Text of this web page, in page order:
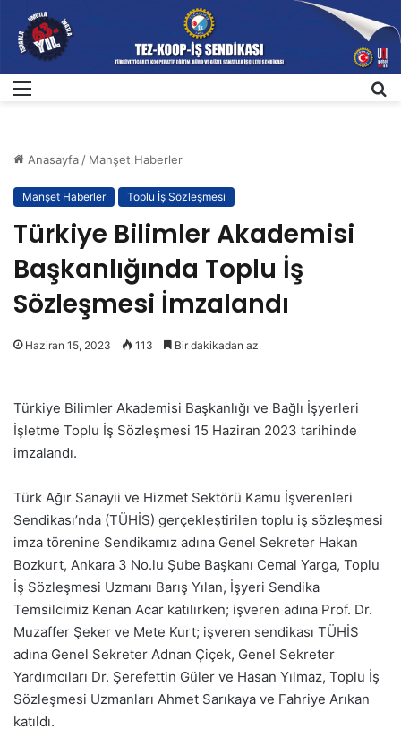
Anasayfa/ Manşet Haberler
Manşet Haberler Toplu İş Sözleşmesi
Türkiye Bilimler Akademisi
Başkanlığında Toplu İş
Sözleşmesi İmzalandı
Haziran 15, 2023 113 Bir dakikadan az
Türkiye Bilimler Akademisi Başkanlığı ve Bağlı İşyerleri
İşletme Toplu İş Sözleşmesi 15 Haziran 2023 tarihinde
imzalandı.
Türk Ağır Sanayii ve Hizmet Sektörü Kamu İşverenleri
Sendikası’nda (TÜHİS) gerçekleştirilen toplu iş sözleşmesi
imza törenine Sendikamız adına Genel Sekreter Hakan
Bozkurt, Ankara 3 No.lu Şube Başkanı Cemal Yarga, Toplu
İş Sözleşmesi Uzmanı Barış Yılan, İşyeri Sendika
Temsilcimiz Kenan Acar katılırken; işveren adına Prof. Dr.
Muzaffer Şeker ve Mete Kurt; işveren sendikası TÜHİS
adına Genel Sekreter Adnan Çiçek, Genel Sekreter
Yardımcıları Dr. Şerefettin Güler ve Hasan Yılmaz, Toplu İş
Sözleşmesi Uzmanları Ahmet Sarıkaya ve Fahriye Arıkan
katıldı.